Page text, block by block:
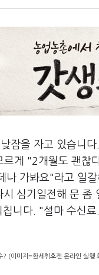
잠을 자고 있습니
게 "2개월도 괜찮
가봐요"라고 일
심기일전해 문 좀
니다. "설마 수신
? (이미지=환세취호전 온라인 실행